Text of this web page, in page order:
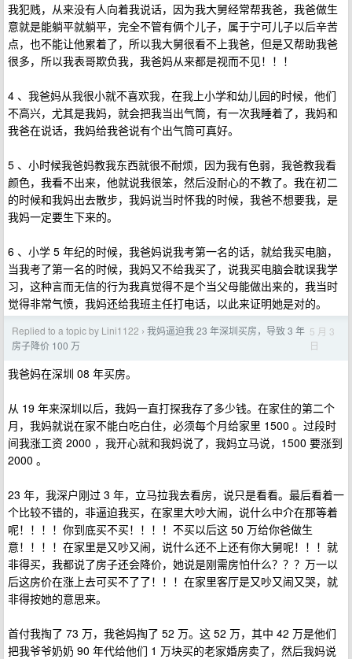
我犯贱，从来没有人向着我说话，因为我大舅经常帮我爸，我爸做生
意就是能躺平就躺平，完全不管有俩个儿子，属于宁可儿子以后辛苦
点，也不能让他累着了，所以我大舅很看不上我爸，但是又帮助我爸
很多，所以我表哥欺负我，我爸妈从来都是视而不见！！！
4 、我爸妈从我很小就不喜欢我，在我上小学和幼儿园的时候，他们
不高兴，尤其是我妈，就会把我当出气筒，有一次我睡着了，我妈和
我爸在说话，我妈给我爸说有个出气筒可真好。
5 、小时候我爸妈教我东西就很不耐烦，因为我有色弱，我爸教我看
颜色，我看不出来，他就说我很笨，然后没耐心的不教了。我在初二
的时候和我妈出去散步，我妈说当时怀我的时候，我爸不想要我，是
我妈一定要生下来的。
6 、小学 5 年纪的时候，我爸妈说我考第一名的话，就给我买电脑，
当我考了第一名的时候，我妈又不给我买了，说我买电脑会耽误我学
习，这种言而无信的行为我真觉得不是个当父母能做出来的，我当时
觉得非常气愤，我妈还给我班主任打电话，以此来证明她是对的。
Replied to a topic by Lini1122 › 我妈逼迫我 23 年深圳买房，导致 3 年
房子降价 100 万
5 月 3
日
我爸妈在深圳 08 年买房。
从 19 年来深圳以后，我妈一直打探我存了多少钱。在家住的第二个
月，我妈就说在家不能白吃白住，必须每个月给家里 1500 。过段时
间我涨工资 2000 ，我开心就和我妈说了，我妈立马说，1500 要涨到
2000 。
23 年，我深户刚过 3 年，立马拉我去看房，说只是看看。最后看着一
个比较不错的，非逼迫我买，在家里大吵大闹，说什么中介在那等着
呢！！！！你到底买不买！！！！不买以后这 50 万给你爸做生
意！！！！在家里是又吵又闹，说什么还不上还有你大舅呢！！！就
非得买，我都说了房子还会降价，她说是刚需房怕什么？？？万一以
后这房价在涨上去可买不了了！！！在家里客厅是又吵又闹又哭，就
非得按她的意思来。
首付我掏了 73 万，我爸妈掏了 52 万。这 52 万，其中 42 万是他们
把我爷爷奶奶 90 年代给他们 1 万块买的老家婚房卖了，然后我妈说